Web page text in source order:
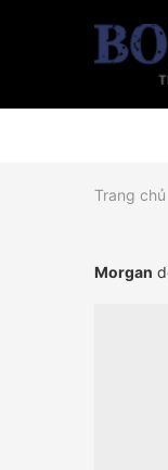
Trang chủ
Morgan